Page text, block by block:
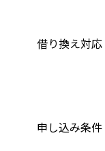
借り換え対応
申し込み条件